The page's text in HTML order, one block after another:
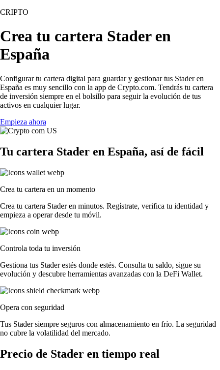
CRIPTO
Crea tu cartera Stader en
España
Configurar tu cartera digital para guardar y gestionar tus Stader en
España es muy sencillo con la app de Crypto.com. Tendrás tu cartera
de inversión siempre en el bolsillo para seguir la evolución de tus
activos en cualquier lugar.
Empieza ahora
Tu cartera Stader en España, así de fácil
Crea tu cartera en un momento
Crea tu cartera Stader en minutos. Regístrate, verifica tu identidad y
empieza a operar desde tu móvil.
Controla toda tu inversión
Gestiona tus Stader estés donde estés. Consulta tu saldo, sigue su
evolución y descubre herramientas avanzadas con la DeFi Wallet.
Opera con seguridad
Tus Stader siempre seguros con almacenamiento en frío. La seguridad
no cubre la volatilidad del mercado.
Precio de Stader en tiempo real